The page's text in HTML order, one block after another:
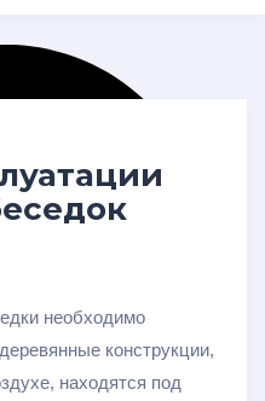
необходимо
конструкции,
находятся под